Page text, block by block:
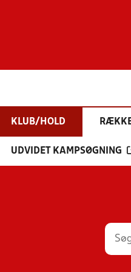
KLUB/HOLD
UDVIDET KAMPSØGNING